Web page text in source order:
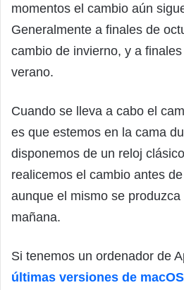
momentos el cambio aún
Generalmente a finales de
cambio de invierno, y a
verano.
Cuando se lleva a cabo el
es que estemos en la cama
disponemos de un reloj
realicemos el cambio antes
aunque el mismo se
mañana.
Si tenemos un ordenador de
últimas versiones de macOS